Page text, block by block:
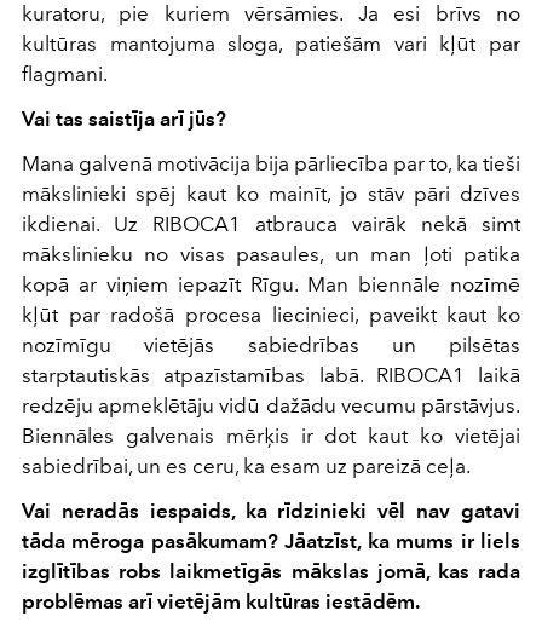
kuratoru, pie kuriem vērsāmies. Ja esi brīvs no
kultūras mantojuma sloga, patiešām vari kļūt par
flagmani.
Vai tas saistīja arī jūs?
Mana galvenā motivācija bija pārliecība par to, ka tieši
mākslinieki spēj kaut ko mainīt, jo stāv pāri dzīves
ikdienai. Uz RIBOCA1 atbrauca vairāk nekā simt
mākslinieku no visas pasaules, un man ļoti patika
kopā ar viņiem iepazīt Rīgu. Man biennāle nozīmē
kļūt par radošā procesa liecinieci, paveikt kaut ko
nozīmīgu vietējās sabiedrības un pilsētas
starptautiskās atpazīstamības labā. RIBOCA1 laikā
redzēju apmeklētāju vidū dažādu vecumu pārstāvjus.
Biennāles galvenais mērķis ir dot kaut ko vietējai
sabiedrībai, un es ceru, ka esam uz pareizā ceļa.
Vai neradās iespaids, ka rīdzinieki vēl nav gatavi
tāda mēroga pasākumam? Jāatzīst, ka mums ir liels
izglītības robs laikmetīgās mākslas jomā, kas rada
problēmas arī vietējām kultūras iestādēm.